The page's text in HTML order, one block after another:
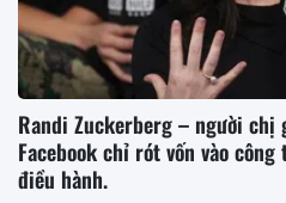
Randi Zuckerberg – người chị
Facebook chỉ rót vốn vào
điều hành.